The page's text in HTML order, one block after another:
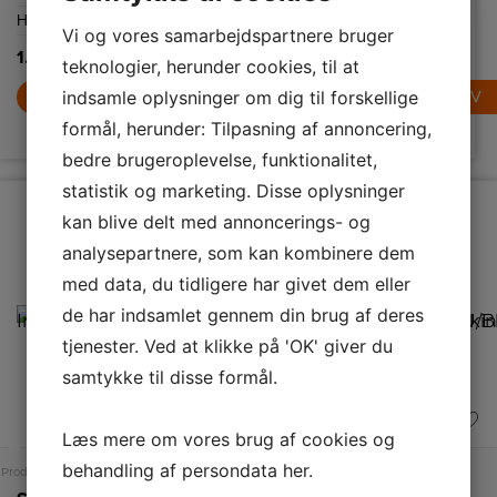
Højde
1.489,-
LÆG I KURV
m
1.489,-
LÆG I KURV
1.489,-
LÆG I KURV
Produktdatablad
Vi og vores samarbejdspartnere bruger
teknologier, herunder cookies, til at
indsamle oplysninger om dig til forskellige
formål, herunder: Tilpasning af annoncering,
bedre brugeroplevelse, funktionalitet,
statistik og marketing. Disse oplysninger
kan blive delt med annoncerings- og
analysepartnere, som kan kombinere dem
med data, du tidligere har givet dem eller
de har indsamlet gennem din brug af deres
tjenester. Ved at klikke på 'OK' giver du
samtykke til disse formål.
Læs mere om vores brug af cookies og
behandling af persondata her.